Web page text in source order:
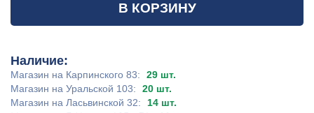
В КОРЗИНУ
Наличие:
Магазин на Карпинского 83:
29 шт.
Магазин на Уральской 103:
20 шт.
Магазин на Ласьвинской 32:
14 шт.